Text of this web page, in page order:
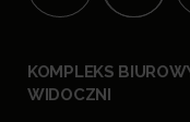
KOMPLEKS
WIDOCZNI